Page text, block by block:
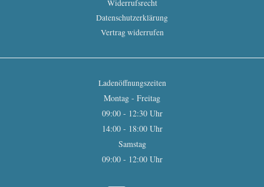
Widerrufsrecht
Datenschutzerklärung
Vertrag widerrufen
Ladenöffnungszeiten
Montag - Freitag
09:00 - 12:30 Uhr
14:00 - 18:00 Uhr
Samstag
09:00 - 12:00 Uhr